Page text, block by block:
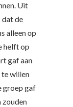
Uit
dat de
alleen op
helft op
gaf aan
te willen
groep gaf
zouden